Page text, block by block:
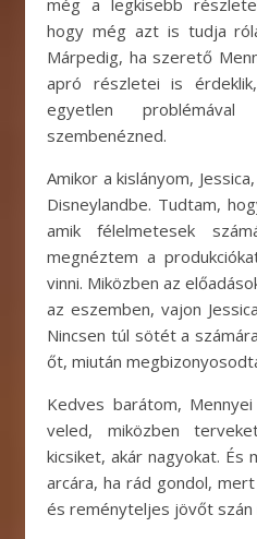
még a legkisebb
hogy még azt is tudja
Márpedig, ha szerető
apró részletei is
egyetlen
szembenézned.
Amikor a kislányom,
Disneylandbe. Tudtam,
amik félelmetesek
megnéztem a
vinni. Miközben az
az eszemben, vajon
Nincsen túl sötét a
őt, miután
Kedves barátom,
veled, miközben
kicsiket, akár nagyokat. És
arcára, ha rád gondol,
és reményteljes jövőt szán